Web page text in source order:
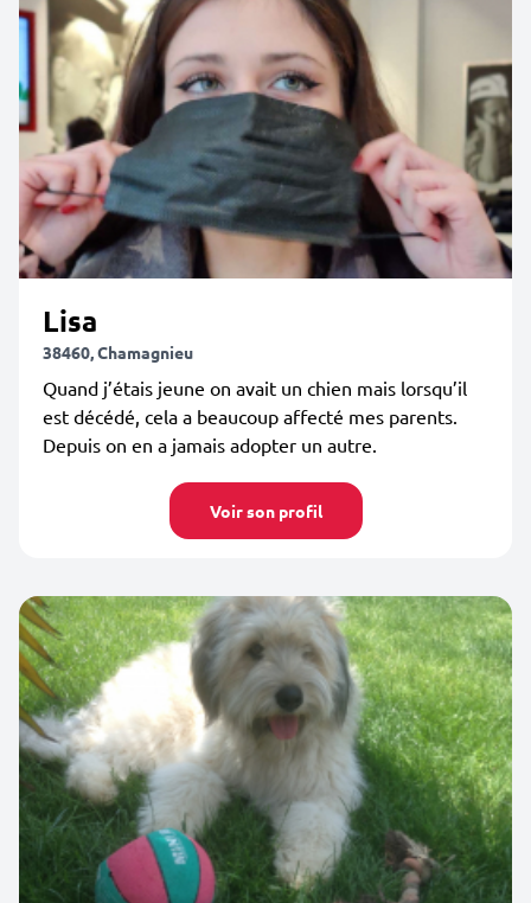
Lisa
38460, Chamagnieu
Quand j’étais jeune on avait un chien mais lorsqu’il
est décédé, cela a beaucoup affecté mes parents.
Depuis on en a jamais adopter un autre.
Voir son profil